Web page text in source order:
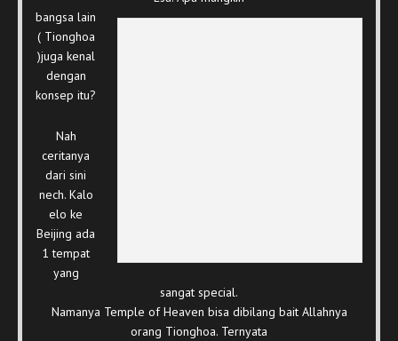
bangsa lain
( Tionghoa
)juga kenal
dengan
konsep itu?
Nah
ceritanya
dari sini
nech. Kalo
elo ke
Beijing ada
1 tempat
yang
sangat special.
Namanya Temple of Heaven bisa dibilang bait Allahnya
orang Tionghoa. Ternyata